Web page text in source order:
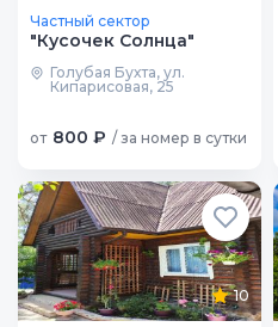
Частный сектор
"Кусочек Солнца"
Голубая Бухта, ул.
Кипарисовая, 25
от 800 ₽ / за номер в сутки
10